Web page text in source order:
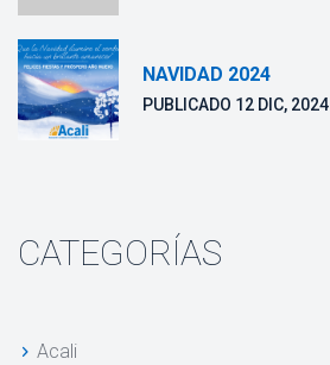
NAVIDAD 2024
PUBLICADO 12 DIC, 2024
CATEGORÍAS
Acali